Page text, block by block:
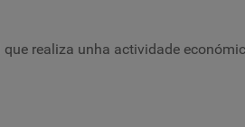
que realiza unha actividade